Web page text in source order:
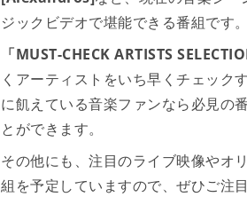
ジックビデオで堪能できる番組です。
「MUST-CHECK ARTISTS
くアーティストをいち早くチェック
に飢えている音楽ファンなら必見の
とができます。
その他にも、注目のライブ映像やオ
組を予定していますので、ぜひご注目